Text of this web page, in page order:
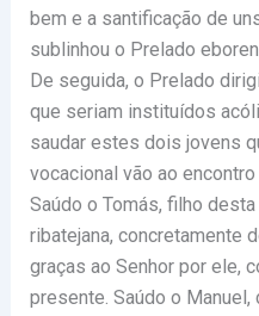
bem e a santificação de
sublinhou o Prelado
De seguida, o Prelado
que seriam instituídos
saudar estes dois jovens
vocacional vão ao
Saúdo o Tomás, filho
ribatejana, concretamente
graças ao Senhor por ele,
presente. Saúdo o